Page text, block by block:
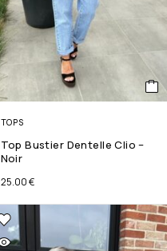
TOPS
Top Bustier Dentelle Clio –
Noir
25.00€